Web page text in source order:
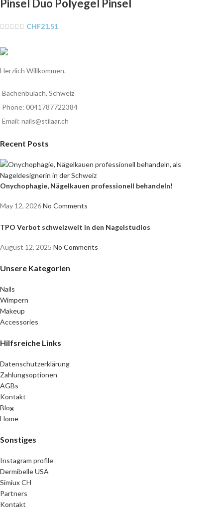
Pinsel Duo Polyegel Pinsel
CHF21.51
Herzlich Willkommen.
Bachenbülach, Schweiz
Phone: 0041787722384
Email: nails@stilaar.ch
Recent Posts
Onychophagie, Nägelkauen professionell behandeln!
May 12, 2026No Comments
TPO Verbot schweizweit in den Nagelstudios
August 12, 2025 No Comments
Unsere Kategorien
Nails
Wimpern
Makeup
Accessories
Hilfsreiche Links
Datenschutzerklärung
Zahlungsoptionen
AGBs
Kontakt
Blog
Home
Sonstiges
Instagram profile
Dermibelle USA
Simiux CH
Partners
Kontakt